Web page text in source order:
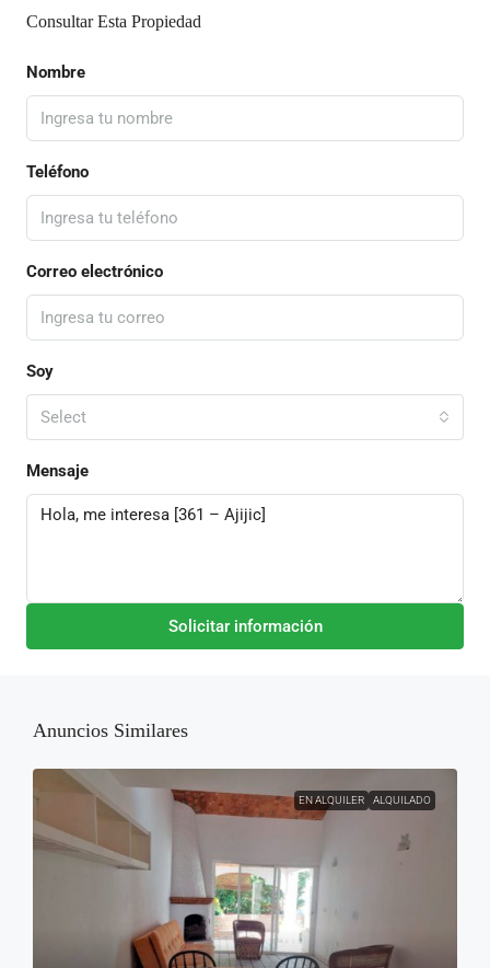
Consultar Esta Propiedad
Nombre
Teléfono
Correo electrónico
Soy
Select
Mensaje
Solicitar información
Anuncios Similares
EN ALQUILER ALQUILADO